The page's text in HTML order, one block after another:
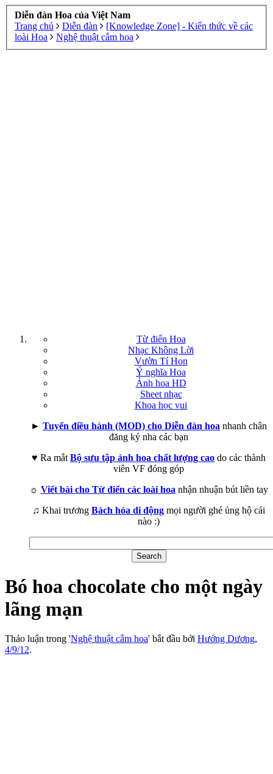
Diễn đàn Hoa của Việt Nam
Trang chủ
Diễn đàn
[Knowledge Zone] - Kiến thức về các
loài Hoa
Nghệ thuật cắm hoa
Từ điển Hoa
Nhạc Không Lời
Vườn Tí Hon
Ý nghĩa Hoa
Ảnh hoa HD
Sheet nhạc
Khoa học vui
► Tuyển điều hành (MOD) cho Diễn đàn hoa nhanh chân
đăng ký nha các bạn
♥ Ra mắt Bộ sưu tập ảnh hoa chất lượng cao do các thành
viên VF đóng góp
☼ Viết bài cho Từ điển các loài hoa nhận nhuận bút liền tay
♫ Khai trương Bách hóa di động mọi người ghé ủng hộ cái
nào :)
Bó hoa chocolate cho một ngày
lãng mạn
Thảo luận trong 'Nghệ thuật cắm hoa' bắt đầu bởi Hướng Dương,
4/9/12.